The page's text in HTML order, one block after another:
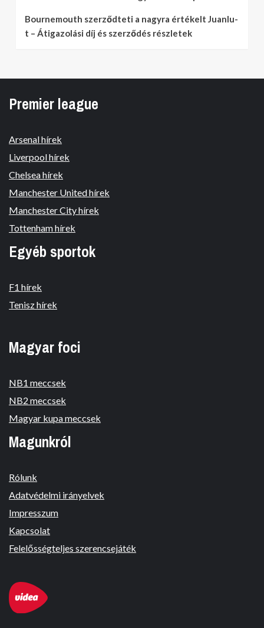
Bournemouth szerződteti a nagyra értékelt Juanlu-
t – Átigazolási díj és szerződés részletek
Premier league
Arsenal hírek
Liverpool hírek
Chelsea hírek
Manchester United hírek
Manchester City hírek
Tottenham hírek
Egyéb sportok
F1 hírek
Tenisz hírek
Magyar foci
NB1 meccsek
NB2 meccsek
Magyar kupa meccsek
Magunkról
Rólunk
Adatvédelmi irányelvek
Impresszum
Kapcsolat
Felelősségteljes szerencsejáték